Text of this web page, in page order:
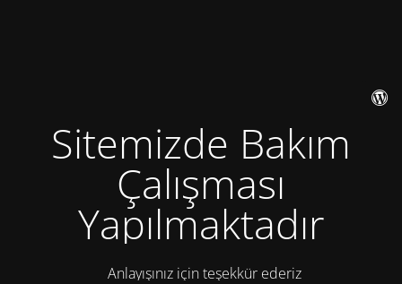
Sitemizde Bakım
Çalışması
Yapılmaktadır
Anlayışınız için teşekkür ederiz